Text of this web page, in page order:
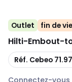
Outlet fin de vie
Hilti-Embout-
Copier
Réf. Cebeo
Connectez-